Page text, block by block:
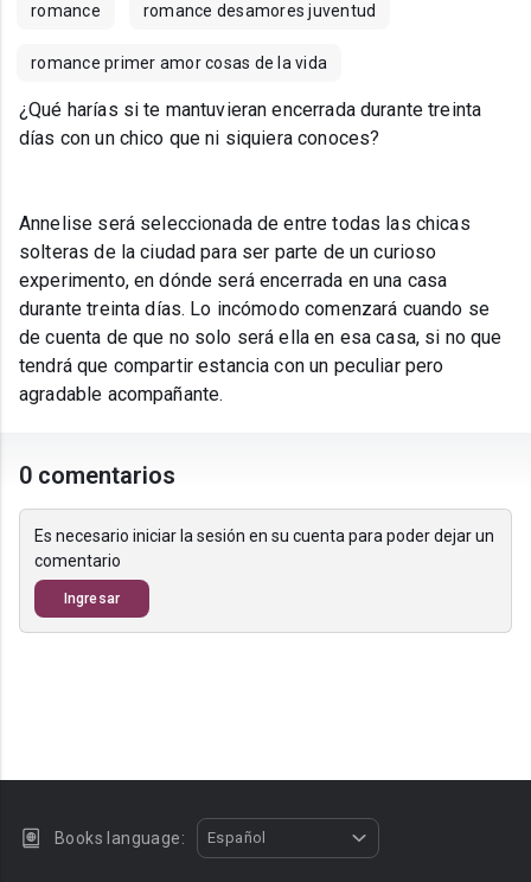
romance romance desamores juventud
romance primer amor cosas de la vida
¿Qué harías si te mantuvieran encerrada durante treinta
días con un chico que ni siquiera conoces?
Annelise será seleccionada de entre todas las chicas
solteras de la ciudad para ser parte de un curioso
experimento, en dónde será encerrada en una casa
durante treinta días. Lo incómodo comenzará cuando se
de cuenta de que no solo será ella en esa casa, si no que
tendrá que compartir estancia con un peculiar pero
agradable acompañante.
0 comentarios
Es necesario iniciar la sesión en su cuenta para poder dejar un
comentario
Ingresar
Books language: Español